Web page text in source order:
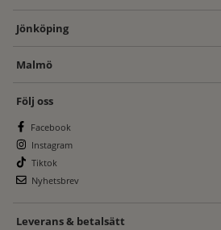
Jönköping
Malmö
Följ oss
Facebook
Instagram
Tiktok
Nyhetsbrev
Leverans & betalsätt